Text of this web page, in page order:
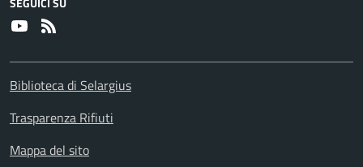
Youtube
Biblioteca di Selargius
Trasparenza Rifiuti
Mappa del sito